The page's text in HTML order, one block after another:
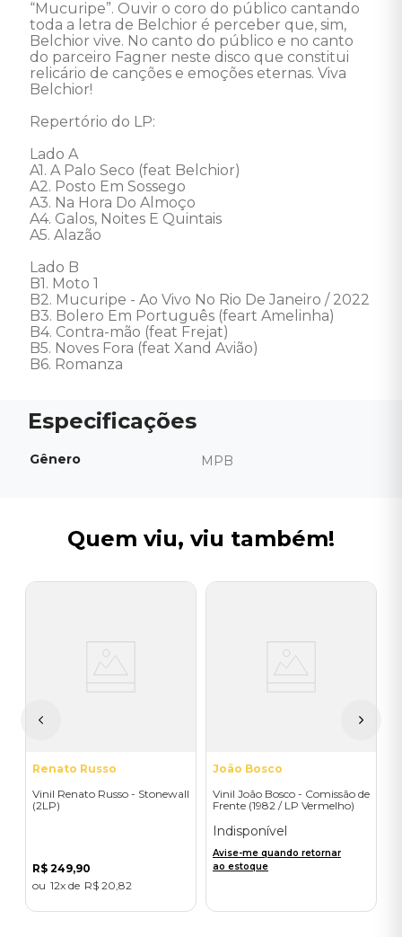
“Mucuripe”. Ouvir o coro do público cantando
toda a letra de Belchior é perceber que, sim,
Belchior vive. No canto do público e no canto
do parceiro Fagner neste disco que constitui
relicário de canções e emoções eternas. Viva
Belchior!
Repertório do LP:
Lado A
A1. A Palo Seco (feat Belchior)
A2. Posto Em Sossego
A3. Na Hora Do Almoço
A4. Galos, Noites E Quintais
A5. Alazão
Lado B
B1. Moto 1
B2. Mucuripe - Ao Vivo No Rio De Janeiro / 2022
B3. Bolero Em Português (feart Amelinha)
B4. Contra-mão (feat Frejat)
B5. Noves Fora (feat Xand Avião)
B6. Romanza
Gênero MPB
Quem viu, viu também!
Renato Russo
Vinil Renato Russo - Stonewall
(2LP)
R$ 249,90
12
R$ 20 82
João Bosco
Vinil João Bosco - Comissão de
Frente (1982 / LP Vermelho)
Indisponível
Avise-me quando retornar
ao estoque